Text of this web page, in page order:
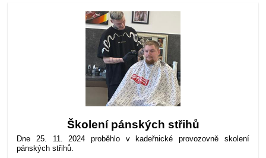
Školení pánských střihů
Dne 25. 11. 2024 proběhlo v kadeřnické provozovně skolení
pánských střihů.